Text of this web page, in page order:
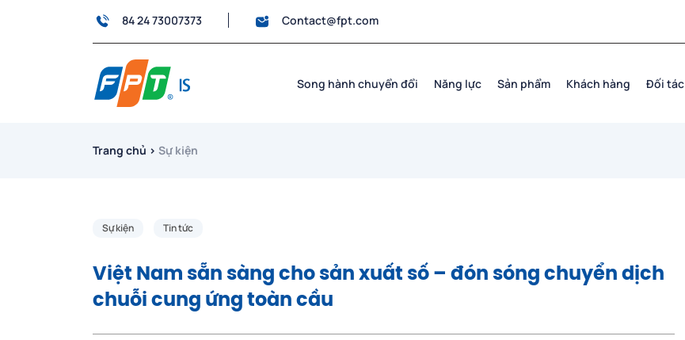
84 24 73007373 Contact@fpt.com
Song hành chuyển đổi Năng lực Sản phẩm Khách hàng Đối tác
Trang chủ › Sự kiện
Sự kiện Tin tức
Việt Nam sẵn sàng cho sản xuất số – đón sóng chuyển dịch
chuỗi cung ứng toàn cầu